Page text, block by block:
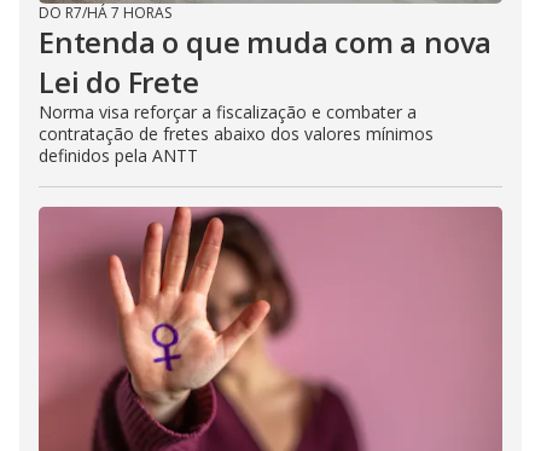
DO R7/HÁ 7 HORAS
Entenda o que muda com a nova
Lei do Frete
Norma visa reforçar a fiscalização e combater a
contratação de fretes abaixo dos valores mínimos
definidos pela ANTT